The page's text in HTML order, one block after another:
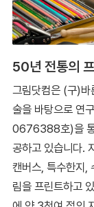
50년 전통의
그림닷컴은 (구)바
술을 바탕으로 연
0676388호)을 통
공하고 있습니다.
캔버스, 특수한지,
림을 프린트하고